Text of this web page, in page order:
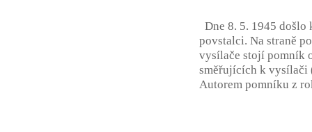
Dne 8. 5. 1945
povstalci. Na straně
vysílače stojí pomník
směřujících k vysílači
Autorem pomníku z